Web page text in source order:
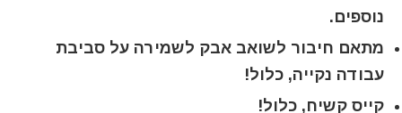
נוספים.
מתאם חיבור לשואב אבק לשמירה על סביבת
עבודה נקייה, כלול!
קייס קשיח, כלול!